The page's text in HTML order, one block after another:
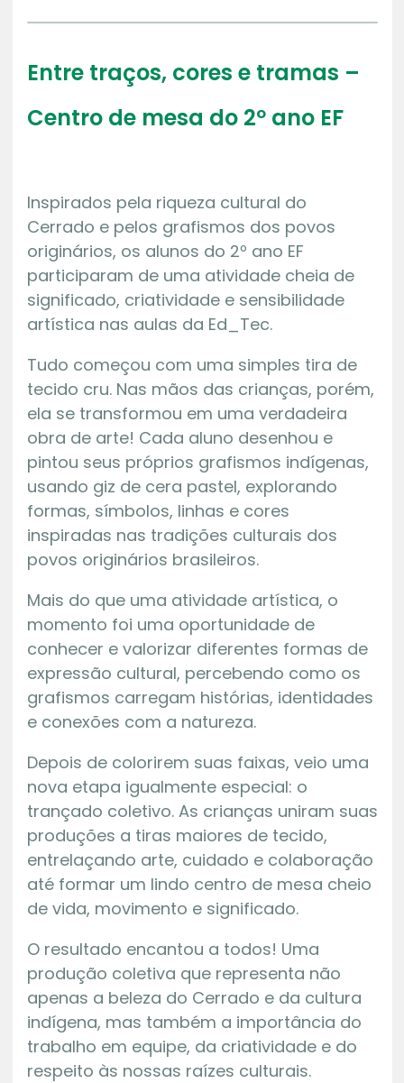
Entre traços, cores e tramas –
Centro de mesa do 2º ano EF
Inspirados pela riqueza cultural do
Cerrado e pelos grafismos dos povos
originários, os alunos do 2º ano EF
participaram de uma atividade cheia de
significado, criatividade e sensibilidade
artística nas aulas da Ed_Tec.
Tudo começou com uma simples tira de
tecido cru. Nas mãos das crianças, porém,
ela se transformou em uma verdadeira
obra de arte! Cada aluno desenhou e
pintou seus próprios grafismos indígenas,
usando giz de cera pastel, explorando
formas, símbolos, linhas e cores
inspiradas nas tradições culturais dos
povos originários brasileiros.
Mais do que uma atividade artística, o
momento foi uma oportunidade de
conhecer e valorizar diferentes formas de
expressão cultural, percebendo como os
grafismos carregam histórias, identidades
e conexões com a natureza.
Depois de colorirem suas faixas, veio uma
nova etapa igualmente especial: o
trançado coletivo. As crianças uniram suas
produções a tiras maiores de tecido,
entrelaçando arte, cuidado e colaboração
até formar um lindo centro de mesa cheio
de vida, movimento e significado.
O resultado encantou a todos! Uma
produção coletiva que representa não
apenas a beleza do Cerrado e da cultura
indígena, mas também a importância do
trabalho em equipe, da criatividade e do
respeito às nossas raízes culturais.